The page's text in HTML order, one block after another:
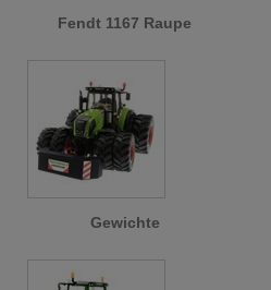
Fendt 1167 Raupe
Gewichte